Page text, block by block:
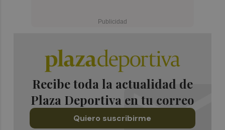
Recibe toda la actualidad de
Plaza Deportiva en tu correo
Quiero suscribirme